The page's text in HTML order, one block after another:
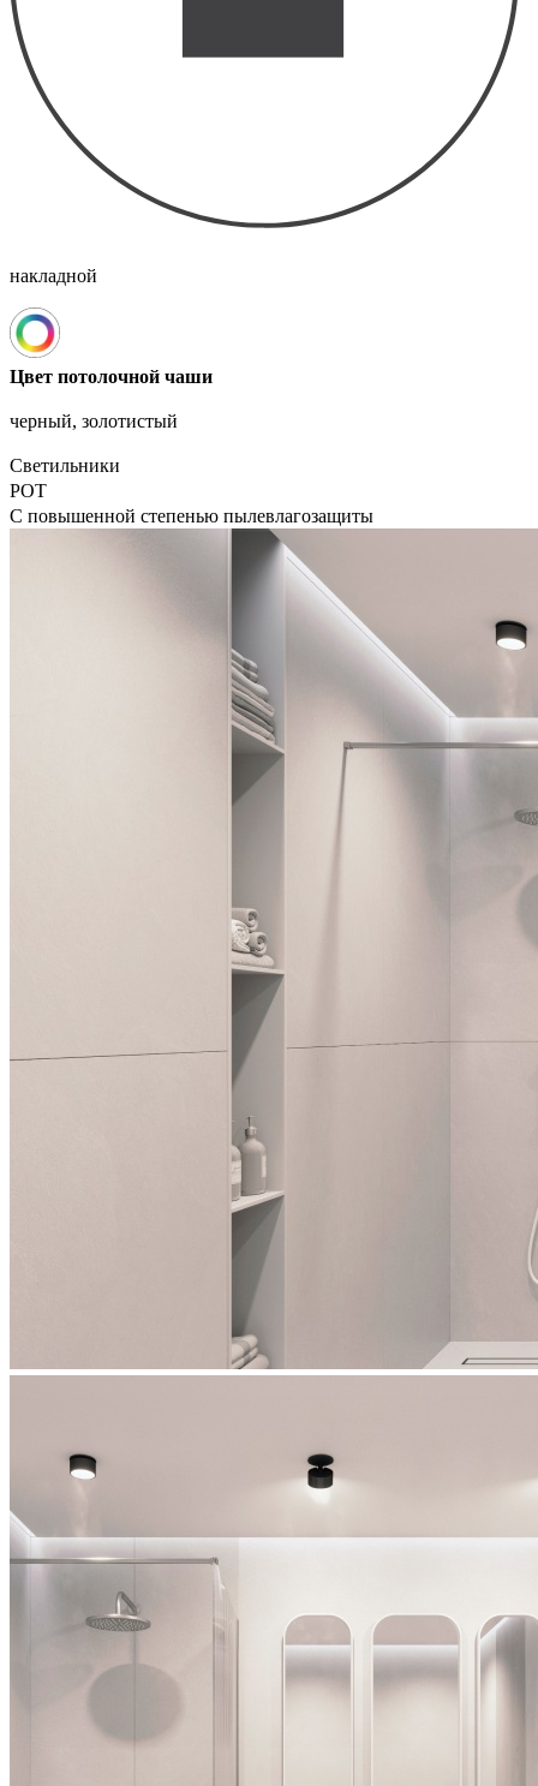
накладной
Цвет потолочной чаши
черный, золотистый
Светильники
POT
С повышенной степенью пылевлагозащиты